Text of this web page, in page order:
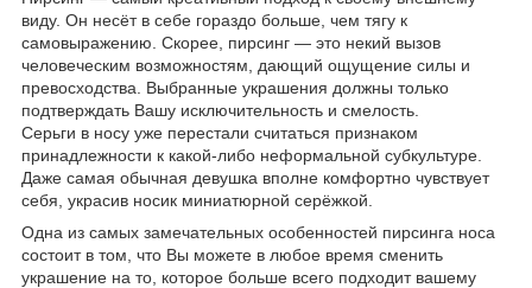
виду. Он несёт в себе гораздо больше, чем тягу к
самовыражению. Скорее, пирсинг — это некий вызов
человеческим возможностям, дающий ощущение силы и
превосходства. Выбранные украшения должны только
подтверждать Вашу исключительность и смелость.
Серьги в носу уже перестали считаться признаком
принадлежности к какой-либо неформальной субкультуре.
Даже самая обычная девушка вполне комфортно чувствует
себя, украсив носик миниатюрной серёжкой.
Одна из самых замечательных особенностей пирсинга носа
состоит в том, что Вы можете в любое время сменить
украшение на то, которое больше всего подходит вашему